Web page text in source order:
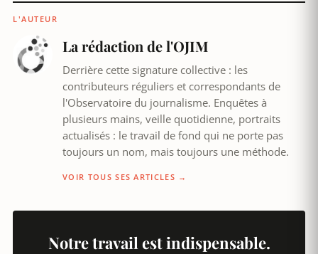
L'AUTEUR
La rédaction de l'OJIM
Derrière cette signature collective : les
contributeurs réguliers et correspondants de
l'Observatoire du journalisme. Enquêtes à
plusieurs mains, veille quotidienne, portraits
actualisés : le travail de fond qui ne porte pas
toujours un nom, mais toujours une méthode.
VOIR TOUS SES ARTICLES →
Notre travail est indispensable.